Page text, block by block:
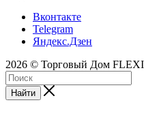
Вконтакте
Telegram
Яндекс.Дзен
2026 © Торговый Дом FLEXI
Найти